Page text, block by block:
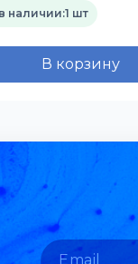
в наличии:1 шт
В корзину